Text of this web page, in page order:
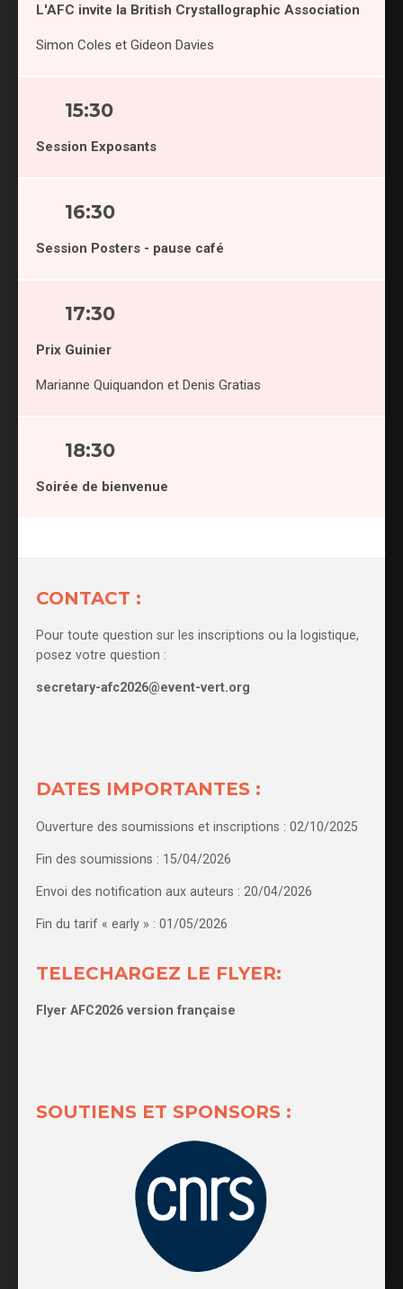
L'AFC invite la British Crystallographic Association
Simon Coles et Gideon Davies
15:30
Session Exposants
16:30
Session Posters - pause café
17:30
Prix Guinier
Marianne Quiquandon et Denis Gratias
18:30
Soirée de bienvenue
CONTACT :
Pour toute question sur les inscriptions ou la logistique,
posez votre question :
secretary-afc2026@event-vert.org
DATES IMPORTANTES :
Ouverture des soumissions et inscriptions : 02/10/2025
Fin des soumissions : 15/04/2026
Envoi des notification aux auteurs : 20/04/2026
Fin du tarif « early » : 01/05/2026
TELECHARGEZ LE FLYER:
Flyer AFC2026 version française
SOUTIENS ET SPONSORS :